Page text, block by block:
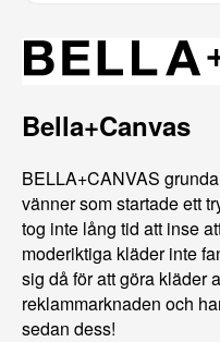
Bella+Canvas
BELLA+CANVAS
vänner som startade ett
tog inte lång tid att inse
moderiktiga kläder inte
sig då för att göra kläder
reklammarknaden och
sedan dess!